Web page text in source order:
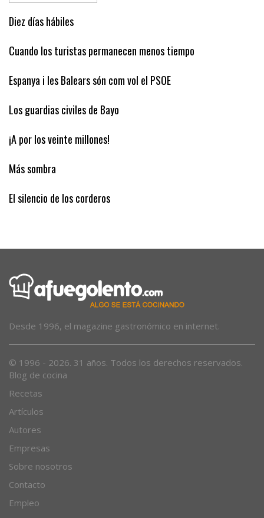
Diez días hábiles
Cuando los turistas permanecen menos tiempo
Espanya i les Balears són com vol el PSOE
Los guardias civiles de Bayo
¡A por los veinte millones!
Más sombra
El silencio de los corderos
Desde 1996, el magazine gastronómico en internet.
© 1996 - 2026. 31 años. Todos los derechos reservados.
Blog de cocina
Recetas
Artículos
Autores
Empresas
Sobre nosotros
Contacto
Empleo